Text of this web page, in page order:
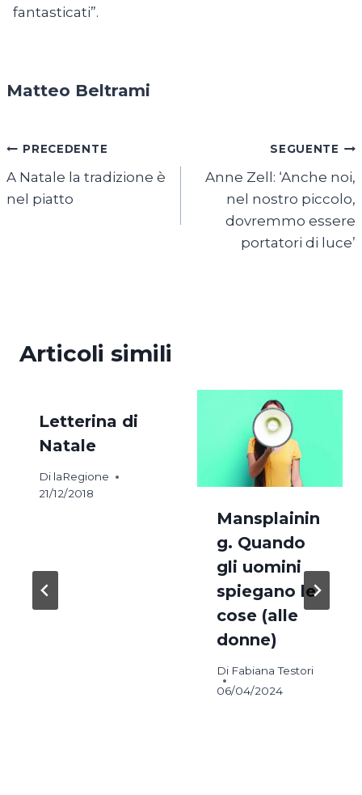
fantasticati”.
Matteo Beltrami
Navigazione
articoli
PRECEDENTE
A Natale la tradizione è
nel piatto
SEGUENTE
Anne Zell: ‘Anche noi,
nel nostro piccolo,
dovremmo essere
portatori di luce’
Articoli simili
Letterina di
Natale
Di laRegione
21/12/2018
Mansplainin
g. Quando
gli uomini
spiegano le
cose (alle
donne)
Di Fabiana Testori
06/04/2024